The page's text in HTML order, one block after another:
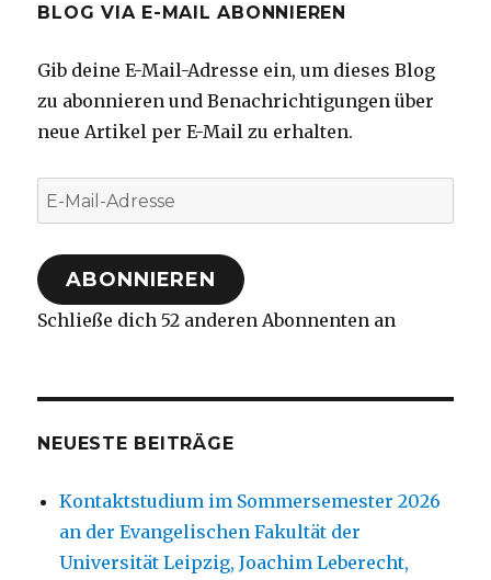
BLOG VIA E-MAIL ABONNIEREN
Gib deine E-Mail-Adresse ein, um dieses Blog
zu abonnieren und Benachrichtigungen über
neue Artikel per E-Mail zu erhalten.
E-
Mail-
Adresse
ABONNIEREN
Schließe dich 52 anderen Abonnenten an
NEUESTE BEITRÄGE
Kontaktstudium im Sommersemester 2026
an der Evangelischen Fakultät der
Universität Leipzig, Joachim Leberecht,